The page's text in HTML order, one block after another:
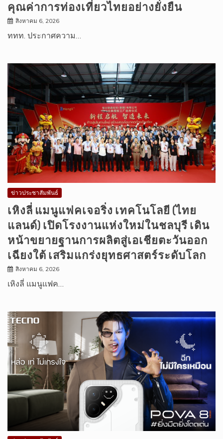
คุณค่าการท่องเที่ยวไทยอย่างยั่งยืน
สิงหาคม 6, 2026
ททท. ประกาศความ…
ข่าวประชาสัมพันธ์
เหิงลี่ แมนูแฟคเจอริ่ง เทคโนโลยี (ไทย
แลนด์) เปิดโรงงานแห่งใหม่ในชลบุรี เดิน
หน้าขยายฐานการผลิตสู่เอเชียตะวันออก
เฉียงใต้ เสริมแกร่งยุทธศาสตร์ระดับโลก
สิงหาคม 6, 2026
เหิงลี่ แมนูแฟค…